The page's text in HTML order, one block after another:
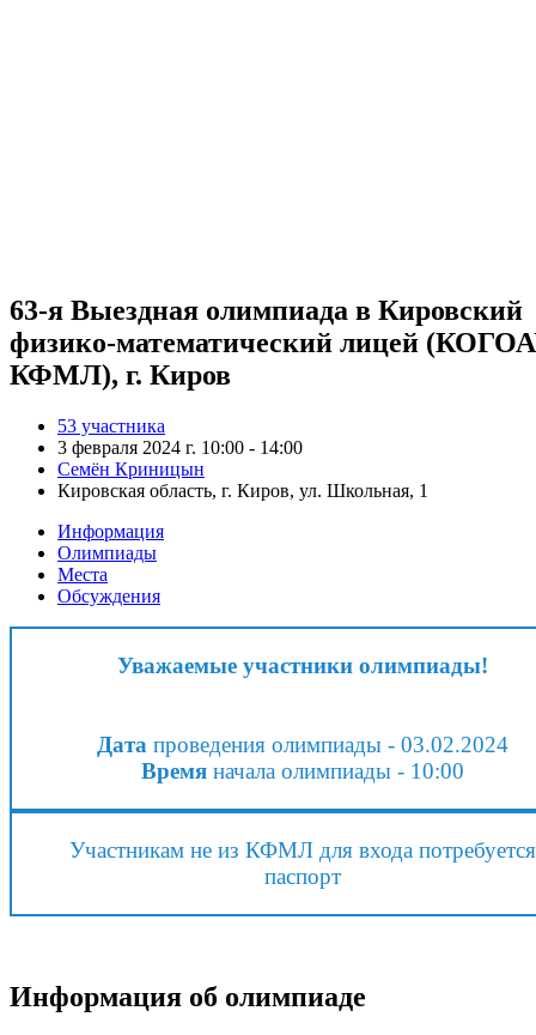
63-я Выездная олимпиада в Кировский
физико-математический лицей
КФМЛ), г. Киров
53 участника
3 февраля 2024 г. 10:00 - 14:00
Семён Криницын
Кировская область, г. Киров, ул. Школьная, 1
Информация
Олимпиады
Места
Обсуждения
Уважаемые участники олимпиады!
Дата проведения олимпиады - 03.02.2024
Время начала олимпиады - 10:00
Участникам не из КФМЛ для входа потребуется
паспорт
Информация об олимпиаде